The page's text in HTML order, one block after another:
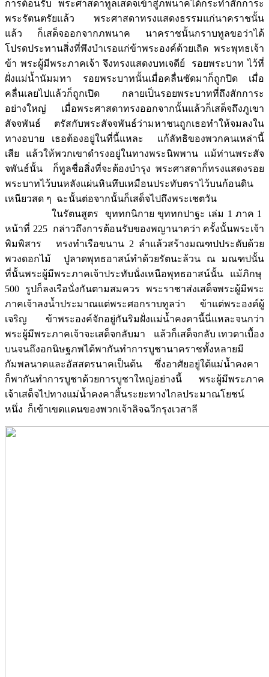
การต้อนรับ พระศาสดาทูลเสด็จเข้าสู่ภพนาคได้กระทำสักการะ
พระรัตนตรัยแล้ว พระศาสดาทรงแสดงธรรมแก่นาคราชนั้น
แล้ว ก็เสด็จออกจากภพนาค นาคราชนั้นกราบทูลขอว่าได้
โปรดประทานสิ่งที่พึงบำเรอแก่ข้าพระองค์ด้วยเถิด พระพุทธเจ้า
ข้า พระผู้มีพระภาคเจ้า จึงทรงแสดงบทเจดีย์ รอยพระบาท ไว้ที่
ฝั่งแม่น้ำนัมมทา รอยพระบาทนั้นเมื่อคลื่นซัดมาก็ถูกปิด เมื่อ
คลื่นเลยไปแล้วก็ถูกเปิด กลายเป็นรอยพระบาทที่ถึงสักการะ
อย่างใหญ่ เมื่อพระศาสดาทรงออกจากนั้นแล้วก็เสด็จถึงภูเขา
สัจจพันธ์ ตรัสกับพระสัจจพันธ์ว่ามหาชนถูกเธอทำให้จมลงใน
ทางอบาย เธอต้องอยู่ในที่นี้แหละ แก้ลัทธิของพวกคนเหล่านี้
เสีย แล้วให้พวกเขาดำรงอยู่ในทางพระนิพพาน แม้ท่านพระสัจ
จพันธ์นั้น ก็ทูลชื่อสิ่งที่จะต้องบำรุง พระศาสดาก็ทรงแสดงรอย
พระบาทไว้บนหลังแผ่นหินทึบเหมือนประทับตราไว้บนก้อนดิน
เหนียวสด ๆ ฉะนั้นต่อจากนั้นก็เสด็จไปถึงพระเชตวัน
ในรัตนสูตร ขุททกนิกาย ขุททกปาฐะ เล่ม 1 ภาค 1
หน้าที่ 225 กล่าวถึงการต้อนรับของพญานาคว่า ครั้งนั้นพระเจ้า
พิมพิสาร ทรงทำเรือขนาน 2 ลำแล้วสร้างมณฑปประดับด้วย
พวงดอกไม้ ปูลาดพุทธอาสน์ทำด้วยรัตนะล้วน ณ มณฑปนั้น
ที่นั้นพระผู้มีพระภาคเจ้าประทับนั่งเหนือพุทธอาสน์นั้น แม้ภิกษุ
500 รูปก็ลงเรือนั่งกันตามสมควร พระราชาส่งเสด็จพระผู้มีพระ
ภาคเจ้าลงน้ำประมาณแต่พระศอกราบทูลว่า ข้าแต่พระองค์ผู้
เจริญ ข้าพระองค์จักอยู่กันริมฝั่งแม่น้ำคงคานี้นี่แหละจนกว่า
พระผู้มีพระภาคเจ้าจะเสด็จกลับมา แล้วก็เสด็จกลับ เทวดาเบื้อง
บนจนถึงอกนิษฐภพได้พากันทำการบูชานาคราชทั้งหลายมี
กัมพลนาคและอัสสตรนาคเป็นต้น ซึ่งอาศัยอยู่ใต้แม่น้ำคงคา
ก็พากันทำการบูชาด้วยการบูชาใหญ่อย่างนี้ พระผู้มีพระภาค
เจ้าเสด็จไปทางแม่น้ำคงคาสิ้นระยะทางไกลประมาณโยชน์
หนึ่ง ก็เข้าเขตแดนของพวกเจ้าลิจฉวีกรุงเวสาลี